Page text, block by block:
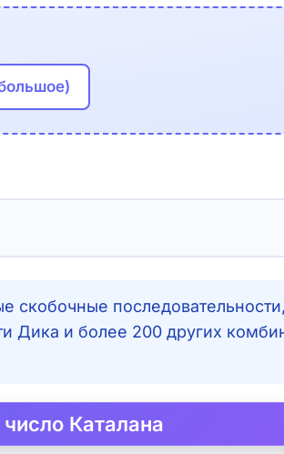
скобочные
Дика и более 200 других